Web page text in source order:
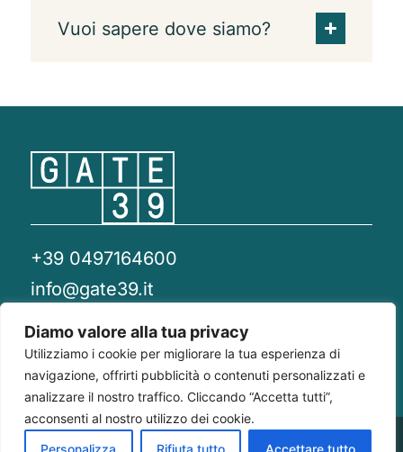
Diamo valore alla tua privacy
Utilizziamo i cookie per migliorare la tua esperienza di
navigazione, offrirti pubblicità o contenuti personalizzati e
analizzare il nostro traffico. Cliccando “Accetta tutti”,
acconsenti al nostro utilizzo dei cookie.
Personalizza
Rifiuta tutto Accettare tutto
Vuoi sapere dove siamo?
+39 0497164600
info@gate39.it
gate39@pec.it
Privacy Policy Whistleblowing Compliance 231
Gate 39 Largo Francesco Richini, 2/A 20122 P.Iva/CF